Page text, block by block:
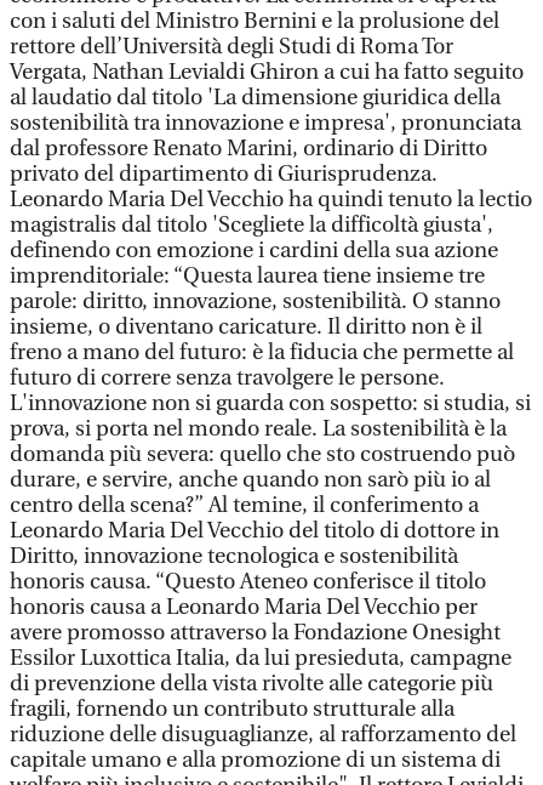
con i saluti del Ministro Bernini e la prolusione del
rettore dell’Università degli Studi di Roma Tor
Vergata, Nathan Levialdi Ghiron a cui ha fatto seguito
al laudatio dal titolo 'La dimensione giuridica della
sostenibilità tra innovazione e impresa', pronunciata
dal professore Renato Marini, ordinario di Diritto
privato del dipartimento di Giurisprudenza.
Leonardo Maria Del Vecchio ha quindi tenuto la lectio
magistralis dal titolo 'Scegliete la difficoltà giusta',
definendo con emozione i cardini della sua azione
imprenditoriale: “Questa laurea tiene insieme tre
parole: diritto, innovazione, sostenibilità. O stanno
insieme, o diventano caricature. Il diritto non è il
freno a mano del futuro: è la fiducia che permette al
futuro di correre senza travolgere le persone.
L'innovazione non si guarda con sospetto: si studia, si
prova, si porta nel mondo reale. La sostenibilità è la
domanda più severa: quello che sto costruendo può
durare, e servire, anche quando non sarò più io al
centro della scena?” Al temine, il conferimento a
Leonardo Maria Del Vecchio del titolo di dottore in
Diritto, innovazione tecnologica e sostenibilità
honoris causa. “Questo Ateneo conferisce il titolo
honoris causa a Leonardo Maria Del Vecchio per
avere promosso attraverso la Fondazione Onesight
Essilor Luxottica Italia, da lui presieduta, campagne
di prevenzione della vista rivolte alle categorie più
fragili, fornendo un contributo strutturale alla
riduzione delle disuguaglianze, al rafforzamento del
capitale umano e alla promozione di un sistema di